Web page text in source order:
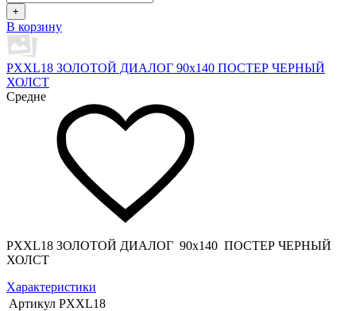
+
В корзину
PXXL18 ЗОЛОТОЙ ДИАЛОГ 90x140 ПОСТЕР ЧЕРНЫЙ
ХОЛСТ
Средне
PXXL18 ЗОЛОТОЙ ДИАЛОГ 90x140 ПОСТЕР ЧЕРНЫЙ
ХОЛСТ
Характеристики
Артикул PXXL18